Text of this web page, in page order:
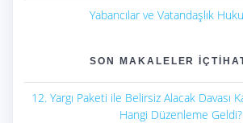
Yabancılar ve Vatandaşlık
SON MAKALELER
12. Yargı Paketi ile Belirsiz Alacak Davası
Hangi Düzenleme Geldi?